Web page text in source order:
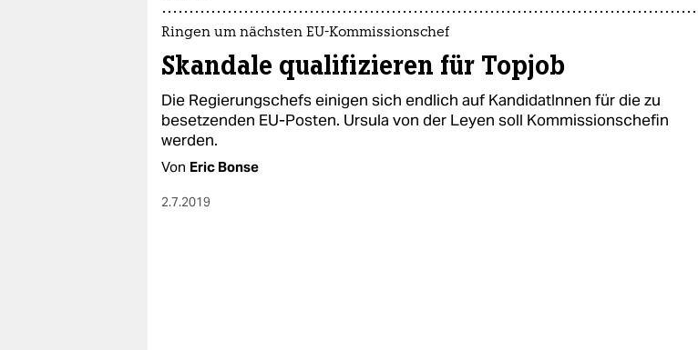
Ringen um nächsten EU-Kommissionschef
Skandale qualifizieren für Topjob
Die Regierungschefs einigen sich endlich auf KandidatInnen für die zu
besetzenden EU-Posten. Ursula von der Leyen soll Kommissionschefin
werden.
Von Eric Bonse
2.7.2019